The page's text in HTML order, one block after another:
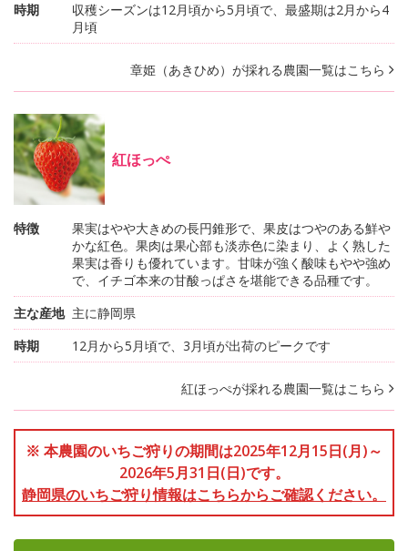
時期
収穫シーズンは12月頃から5月頃で、最盛期は2月から4
月頃
章姫（あきひめ）が採れる農園一覧はこちら
紅ほっぺ
特徴
果実はやや大きめの長円錐形で、果皮はつやのある鮮や
かな紅色。果肉は果心部も淡赤色に染まり、よく熟した
果実は香りも優れています。甘味が強く酸味もやや強め
で、イチゴ本来の甘酸っぱさを堪能できる品種です。
主な産地 主に静岡県
時期
12月から5月頃で、3月頃が出荷のピークです
紅ほっぺが採れる農園一覧はこちら
※ 本農園のいちご狩りの期間は2025年12月15日(月)～
2026年5月31日(日)です。
静岡県のいちご狩り情報はこちらからご確認ください。